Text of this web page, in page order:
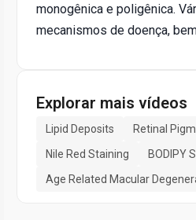
monogênica e poligênica.
mecanismos de doença,
Explorar mais vídeos
Lipid Deposits Retinal
Nile Red Staining
BODIPY
Age Related Macular